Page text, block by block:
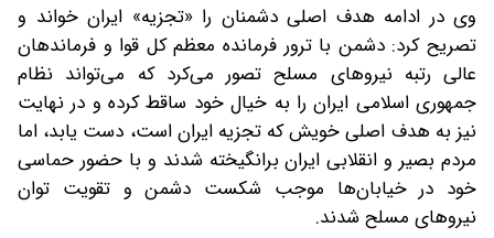
وی در ادامه هدف اصلی دشمنان را «تجزیه» ایران خواند و
تصریح کرد: دشمن با ترور فرمانده معظم کل قوا و فرماندهان
عالی رتبه نیروهای مسلح تصور می‌کرد که می‌تواند نظام
جمهوری اسلامی ایران را به خیال خود ساقط کرده و در نهایت
نیز به هدف اصلی خویش که تجزیه ایران است، دست یابد، اما
مردم بصیر و انقلابی ایران برانگیخته شدند و با حضور حماسی
خود در خیابان‌ها موجب شکست دشمن و تقویت توان
نیروهای مسلح شدند.